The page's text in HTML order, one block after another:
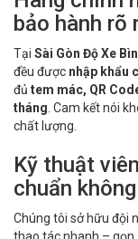
bảo hành rõ
Tại Sài Gòn Độ Xe
đều được nhập khẩu
đủ tem mác, QR
tháng . Cam kết nói
chất lượng.
Kỹ thuật
chuẩn
Chúng tôi sở hữu đội
thao tác nhanh – gọn